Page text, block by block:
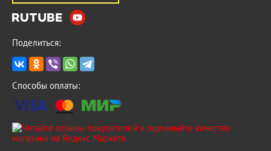
Поделиться:
Способы оплаты: